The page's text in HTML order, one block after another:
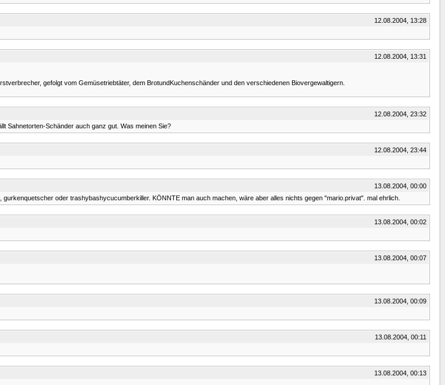
12.08.2004, 13:28
12.08.2004, 13:31
gefolgt vom Gemüsetriebtäter, dem BrotundKuchenschänder und den verschiedenen Biovergewaltigern.
12.08.2004, 23:32
Sahnetorten-Schänder auch ganz gut. Was meinen Sie?
12.08.2004, 23:44
13.08.2004, 00:00
oder trashybashycucumberkiller. KÖNNTE man auch machen, wäre aber alles nichts gegen "mario.privat". mal ehrlich.
13.08.2004, 00:02
13.08.2004, 00:07
13.08.2004, 00:09
13.08.2004, 00:11
13.08.2004, 00:13